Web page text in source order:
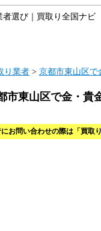
選び｜買取り全国ナビ
り業者 > 京都市東山区で
市東山区で金・貴
お問い合わせの際は「買取